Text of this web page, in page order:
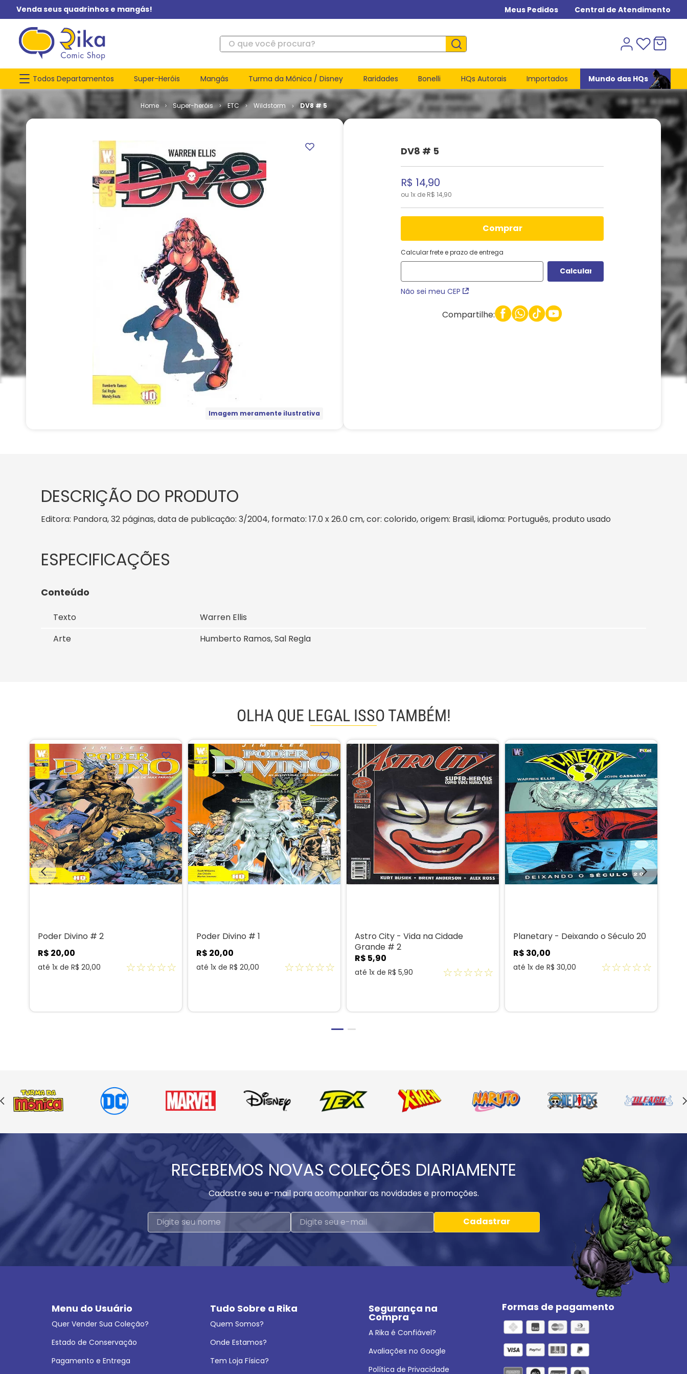
Venda seus quadrinhos e mangás! Meus Pedidos Central de Atendimento
O que você procura?
Todos Departamentos Super-Heróis Mangás Turma da Mônica / Disney Raridades Bonelli HQs Autorais Importados Mundo das HQs
Super-heróis ETC Wildstorm DV8 # 5
Imagem meramente ilustrativa
DV8 # 5
R$ 14,90
ou 1x de R$ 14,90
comprar
Calcular frete e prazo de entrega
Não sei meu CEP
Compartilhe:
DESCRIÇÃO DO PRODUTO
Editora: Pandora, 32 páginas, data de publicação: 3/2004, formato: 17.0 x 26.0 cm, cor: colorido, origem: Brasil, idioma: Português, produto usado
Conteúdo
Texto
Warren Ellis
Arte
Humberto Ramos, Sal Regla
OLHA QUE LEGAL ISSO TAMBÉM!
Poder Divino # 2
R$ 20,00
até 1x de R$ 20,00 ☆☆☆☆☆
Poder Divino # 1
R$ 20,00
até 1x de R$ 20,00 ☆☆☆☆☆
Astro City - Vida na Cidade
Grande # 2
R$ 5,90
até 1x de R$ 5,90 ☆☆☆☆☆
Planetary - Deixando o Século 20
R$ 30,00
até 1x de R$ 30,00 ☆☆☆☆☆
RECEBEMOS NOVAS COLEÇÕES DIARIAMENTE
Cadastre seu e-mail para acompanhar as novidades e promoções.
Cadastrar
Menu do Usuário
Quer Vender Sua Coleção?
Estado de Conservação
Pagamento e Entrega
Tudo Sobre a Rika
Quem Somos?
Onde Estamos?
Tem Loja Física?
Segurança na
Compra
A Rika é Confiável?
Avaliações no Google
Política de Privacidade
Formas de pagamento